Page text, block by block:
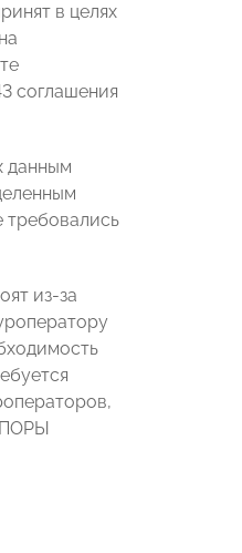
в целях
соглашения
данным
требовались
из-за